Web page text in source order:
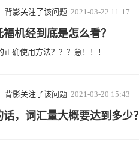
背影关注了该问题 2021-03-22 11:17
机经到底是怎么看？
确使用方法？？？急！！！
背影关注了该问题 2021-03-20 15:43
，词汇量大概要达到多少？